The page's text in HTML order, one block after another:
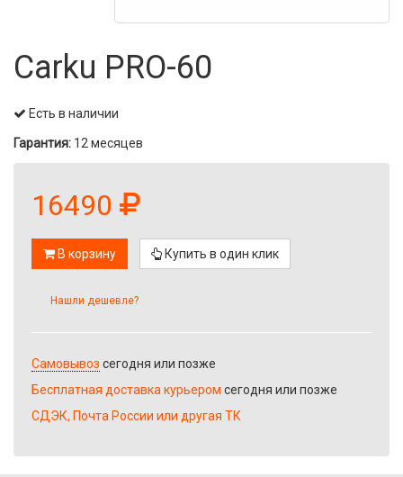
Carku PRO-60
Есть в наличии
Гарантия: 12 месяцев
16490
В корзину Купить в один клик
Нашли дешевле?
Самовывоз сегодня или позже
Бесплатная доставка курьером сегодня или позже
СДЭК, Почта России или другая ТК